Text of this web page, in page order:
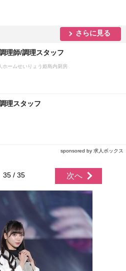
さらに見る
理師/調理スタッフ
ホームせいりょう姫島内厨房
理スタッフ
sponsored by 求人ボックス
35 / 35 次へ